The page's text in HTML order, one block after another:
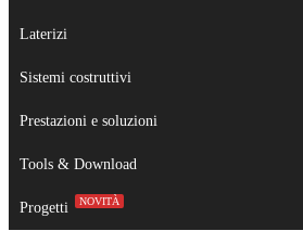
Laterizi
Sistemi costruttivi
Prestazioni e soluzioni
Tools & Download
Progetti NOVITÀ